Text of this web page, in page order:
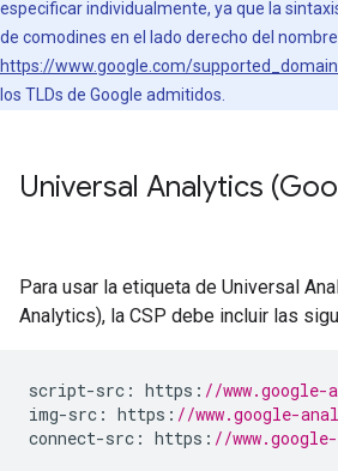
especificar individualmente, ya que la
de comodines en el lado derecho del
https://www.google.com/
los TLDs de Google admitidos.
Universal Analytics
Para usar la etiqueta de Universal
Analytics), la CSP debe incluir las
script-src : https : //
img-src : https : //www.google-
connect-src : https : //